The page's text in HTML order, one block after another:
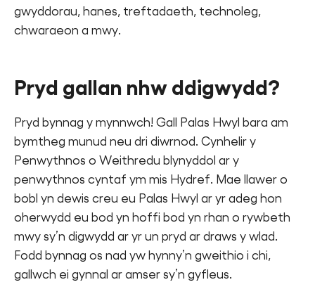
gwyddorau, hanes, treftadaeth, technoleg,
chwaraeon a mwy.
Pryd gallan nhw ddigwydd?
Pryd bynnag y mynnwch! Gall Palas Hwyl bara am
bymtheg munud neu dri diwrnod. Cynhelir y
Penwythnos o Weithredu blynyddol ar y
penwythnos cyntaf ym mis Hydref. Mae llawer o
bobl yn dewis creu eu Palas Hwyl ar yr adeg hon
oherwydd eu bod yn hoffi bod yn rhan o rywbeth
mwy sy’n digwydd ar yr un pryd ar draws y wlad.
Fodd bynnag os nad yw hynny’n gweithio i chi,
gallwch ei gynnal ar amser sy’n gyfleus.